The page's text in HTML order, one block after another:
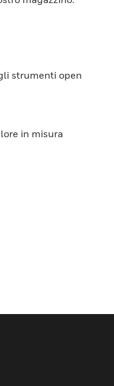
strumenti open
in misura